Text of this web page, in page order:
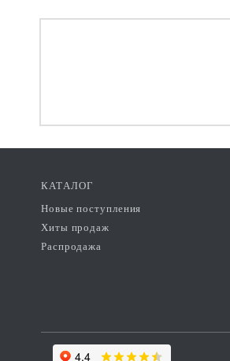
КАТАЛОГ
Новые поступления
Хиты продаж
Распродажа